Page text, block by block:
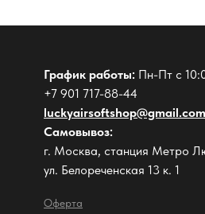
График работы: Пн-Пт с
+7 901 717-88-44
luckyairsoftshop@gmail.com
Самовывоз:
г. Москва, станция Метро
ул. Белореченская 13 к. 1
Оферта